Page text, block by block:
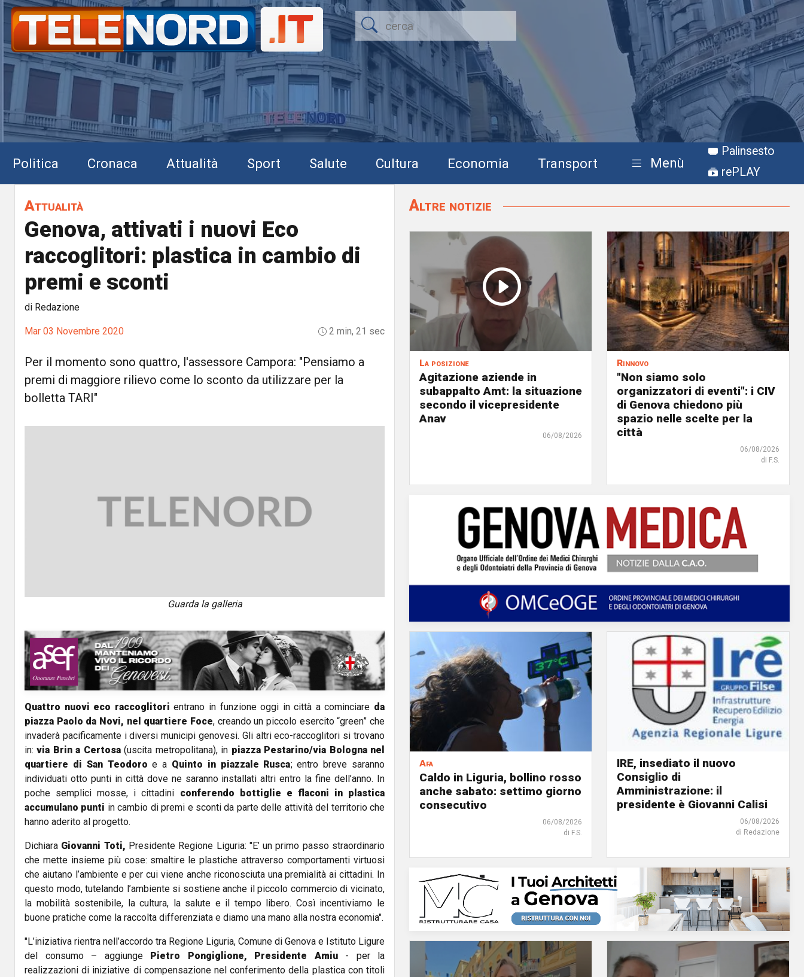
Politica Cronaca Attualità Sport Salute Cultura Economia Transport Menù
Palinsesto
rePLAY
Attualità
Genova, attivati i nuovi Eco
raccoglitori: plastica in cambio di
premi e sconti
di Redazione
Mar 03 Novembre 2020 2 min, 21 sec
Per il momento sono quattro, l'assessore Campora: "Pensiamo a
premi di maggiore rilievo come lo sconto da utilizzare per la
bolletta TARI"
Guarda la galleria
Quattro nuovi eco raccoglitori entrano in funzione oggi in città a cominciare da
piazza Paolo da Novi, nel quartiere Foce, creando un piccolo esercito “green” che
invaderà pacificamente i diversi municipi genovesi. Gli altri eco-raccoglitori si trovano
in:via Brin a Certosa(uscita metropolitana), in piazza Pestarino/via Bologna nel
quartiere di San Teodoro e a Quinto in piazzale Rusca; entro breve saranno
individuati otto punti in città dove ne saranno installati altri entro la fine dell’anno. In
poche semplici mosse, i cittadini conferendo bottiglie e flaconi in plastica
accumulano punti in cambio di premi e sconti da parte delle attività del territorio che
hanno aderito al progetto.
Dichiara Giovanni Toti, Presidente Regione Liguria: "E’ un primo passo straordinario
che mette insieme più cose: smaltire le plastiche attraverso comportamenti virtuosi
che aiutano l’ambiente e per cui viene anche riconosciuta una premialità ai cittadini. In
questo modo, tutelando l’ambiente si sostiene anche il piccolo commercio di vicinato,
la mobilità sostenibile, la cultura, la salute e il tempo libero. Così incentiviamo le
buone pratiche come la raccolta differenziata e diamo una mano alla nostra economia".
"L’iniziativa rientra nell’accordo tra Regione Liguria, Comune di Genova e Istituto Ligure
del consumo – aggiunge Pietro Pongiglione, Presidente Amiu- per la
realizzazioni di iniziative di compensazione nel conferimento della plastica con titoli
Altre notizie
La posizione
Agitazione aziende in
subappalto Amt: la situazione
secondo il vicepresidente
Anav
06/08/2026
Rinnovo
"Non siamo solo
organizzatori di eventi": i CIV
di Genova chiedono più
spazio nelle scelte per la
città
06/08/2026
di F.S.
Afa
Caldo in Liguria, bollino rosso
anche sabato: settimo giorno
consecutivo
06/08/2026
di F.S.
IRE, insediato il nuovo
Consiglio di
Amministrazione: il
presidente è Giovanni Calisi
06/08/2026
di Redazione